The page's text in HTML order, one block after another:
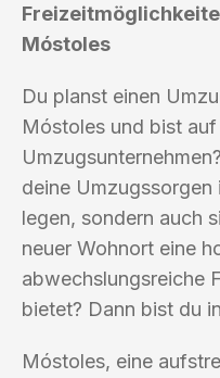
Móstoles
Du planst einen
Móstoles und bist
deine
legen, sondern auch
neuer Wohnort eine
abwechslungsreiche
bietet? Dann bist du
Móstoles, eine